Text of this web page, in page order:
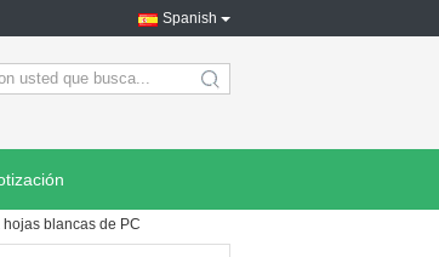
Spanish
search
blancas de PC